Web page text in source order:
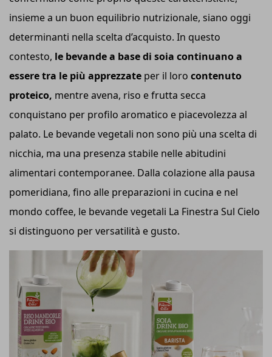
insieme a un buon equilibrio nutrizionale, siano oggi
determinanti nella scelta d’acquisto. In questo
contesto, le bevande a base di soia continuano a
essere tra le più apprezzate per il loro contenuto
proteico, mentre avena, riso e frutta secca
conquistano per profilo aromatico e piacevolezza al
palato. Le bevande vegetali non sono più una scelta di
nicchia, ma una presenza stabile nelle abitudini
alimentari contemporanee. Dalla colazione alla pausa
pomeridiana, fino alle preparazioni in cucina e nel
mondo coffee, le bevande vegetali La Finestra Sul Cielo
si distinguono per versatilità e gusto.